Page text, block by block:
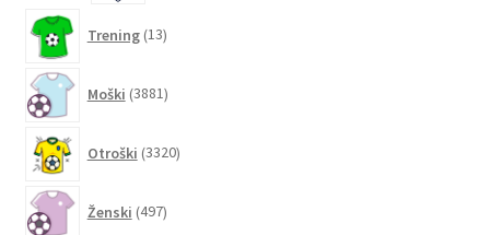
Trening 13izdelkov
Moški 3881izdelkov
Otroški 3320izdelkov
Ženski 497izdelkov